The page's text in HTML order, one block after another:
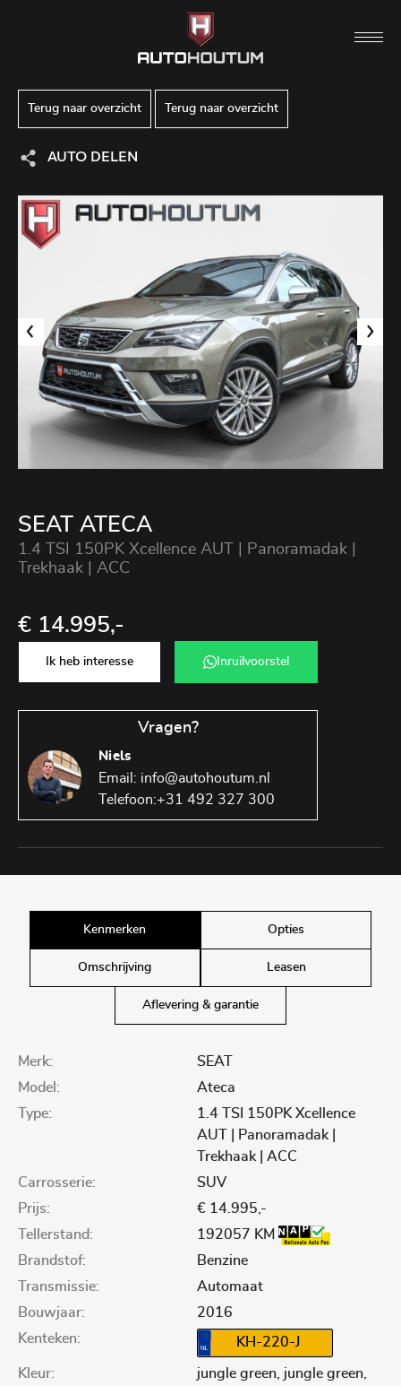
Terug naar overzicht Terug naar overzicht
AUTO DELEN
SEAT ATECA
1.4 TSI 150PK Xcellence AUT | Panoramadak |
Trekhaak | ACC
€ 14.995,-
Ik heb interesse Inruilvoorstel
Vragen?
Niels
Email: info@autohoutum.nl
Telefoon:+31 492 327 300
Kenmerken Opties
Omschrijving Leasen
Aflevering & garantie
Merk:
SEAT
Model:
Ateca
Type:
1.4 TSI 150PK Xcellence
AUT | Panoramadak |
Trekhaak | ACC
Carrosserie:
SUV
Prijs:
€ 14.995,-
Tellerstand:
192057 KM
Brandstof:
Benzine
Transmissie:
Automaat
Bouwjaar:
2016
Kenteken:
KH-220-J
Kleur:
jungle green, jungle green,